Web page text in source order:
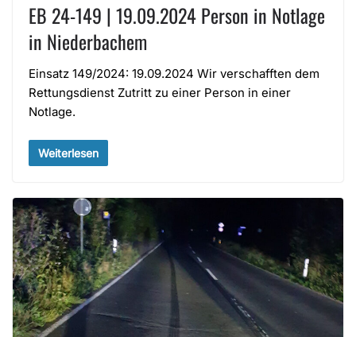
EB 24-149 | 19.09.2024 Person in Notlage
in Niederbachem
Einsatz 149/2024: 19.09.2024 Wir verschafften dem
Rettungsdienst Zutritt zu einer Person in einer
Notlage.
Weiterlesen